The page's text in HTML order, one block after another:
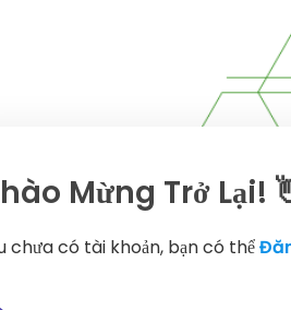
Mừng Trở Lại!
chưa có tài khoản, bạn có thể